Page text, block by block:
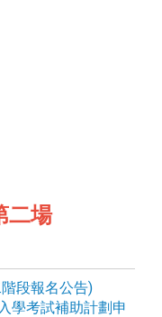
二場
段報名公告)
學考試補助計劃申